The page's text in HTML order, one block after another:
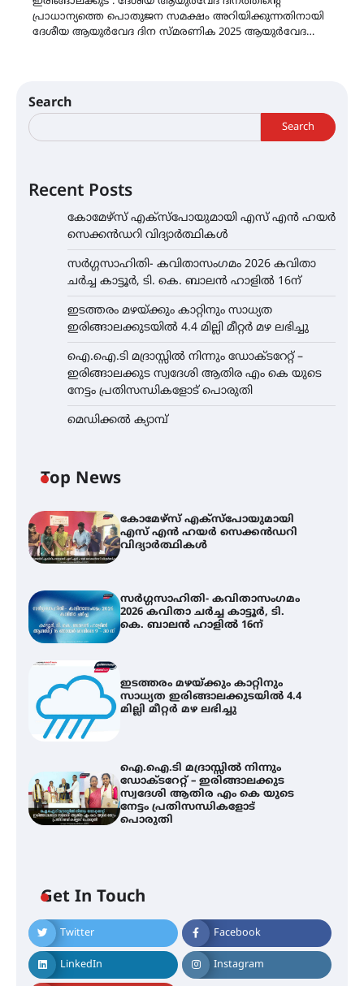
പ്രാധാന്യത്തെ പൊതുജന സമക്ഷം അറിയിക്കുന്നതിനായി
ദേശീയ ആയുർവേദ ദിന സ്മരണിക 2025 ആയുർവേദ…
Search
Search
Recent Posts
കോമേഴ്സ് എക്സ്പോയുമായി എസ് എൻ ഹയർ
സെക്കൻഡറി വിദ്യാർത്ഥികൾ
സർഗ്ഗസാഹിതി- കവിതാസംഗമം 2026 കവിതാ
ചർച്ച കാട്ടൂർ, ടി. കെ. ബാലൻ ഹാളിൽ 16ന്
ഇടത്തരം മഴയ്ക്കും കാറ്റിനും സാധ്യത
ഇരിങ്ങാലക്കുടയിൽ 4.4 മില്ലി മീറ്റർ മഴ ലഭിച്ചു
ഐ.ഐ.ടി മദ്രാസ്സിൽ നിന്നും ഡോക്ടറേറ്റ് –
ഇരിങ്ങാലക്കുട സ്വദേശി ആതിര എം കെ യുടെ
നേട്ടം പ്രതിസന്ധികളോട് പൊരുതി
മെഡിക്കൽ ക്യാമ്പ്
Top News
കോമേഴ്സ് എക്സ്പോയുമായി
എസ് എൻ ഹയർ സെക്കൻഡറി
വിദ്യാർത്ഥികൾ
സർഗ്ഗസാഹിതി- കവിതാസംഗമം
2026 കവിതാ ചർച്ച കാട്ടൂർ, ടി.
കെ. ബാലൻ ഹാളിൽ 16ന്
ഇടത്തരം മഴയ്ക്കും കാറ്റിനും
സാധ്യത ഇരിങ്ങാലക്കുടയിൽ 4.4
മില്ലി മീറ്റർ മഴ ലഭിച്ചു
ഐ.ഐ.ടി മദ്രാസ്സിൽ നിന്നും
ഡോക്ടറേറ്റ് – ഇരിങ്ങാലക്കുട
സ്വദേശി ആതിര എം കെ യുടെ
നേട്ടം പ്രതിസന്ധികളോട്
പൊരുതി
Get In Touch
Twitter Facebook
LinkedIn Instagram
സർഗ്ഗസാഹിതി- കവിതാസംഗമം
2026 കവിതാ ചർച്ച കാട്ടൂർ, ടി. കെ.
ബാലൻ ഹാളിൽ 16ന്